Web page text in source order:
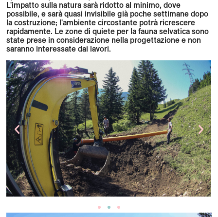
L'impatto sulla natura sarà ridotto al minimo, dove
possibile, e sarà quasi invisibile già poche settimane dopo
la costruzione; l'ambiente circostante potrà ricrescere
rapidamente. Le zone di quiete per la fauna selvatica sono
state prese in considerazione nella progettazione e non
saranno interessate dai lavori.